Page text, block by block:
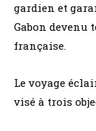
gardien et
Gabon devenu
française.
Le voyage
visé à trois